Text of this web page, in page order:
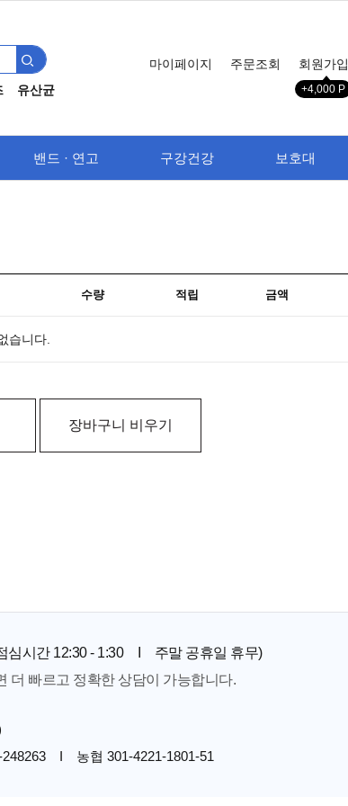
유산균
회원가입
+4,000 P
주문조회
마이페이지
밴드 · 연고 구강건강 보호대
수량 적립 금액
습니다.
장바구니 비우기
심시간 12:30 - 1:30 I 주말 공휴일 휴무)
더 빠르고 정확한 상담이 가능합니다.
I 농협 301-4221-1801-51